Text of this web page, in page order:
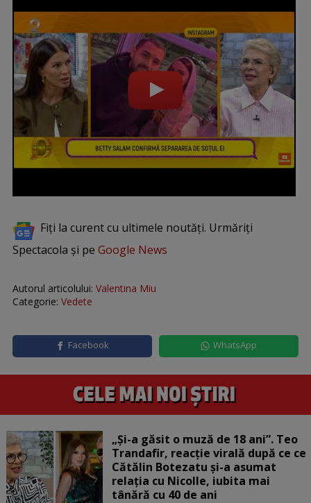
Fiți la curent cu ultimele noutăți. Urmăriți
Spectacola și pe Google News
Autorul articolului: Valentina Miu
Categorie: Vedete
Facebook WhatsApp
„Și-a găsit o muză de 18 ani”. Teo
Trandafir, reacție virală după ce ce
Cătălin Botezatu și-a asumat
relația cu Nicolle, iubita mai
tânără cu 40 de ani